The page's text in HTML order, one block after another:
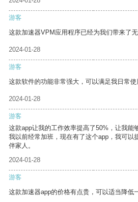
游客
这款加速器VPM应用程序已经为我们带来了无
2024-01-28
游客
这款软件的功能非常强大，可以满足我日常使
2024-01-28
游客
这款app让我的工作效率提高了50%，让我能
我以前经常加班，现在有了这个app，我可以
伴家人。
2024-01-28
游客
这款加速器app的价格有点贵，可以适当降低